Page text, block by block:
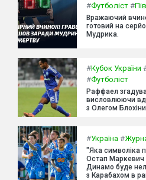
#Футболіст #
Вражаючий
готовий на
Мудрика.
#Кубок України
#Футболіст
Раффаел
висловлюючи
з Олегом
#Україна #
"Яка символіка
Остап Маркевич
Динамо буде
з Карабахом в